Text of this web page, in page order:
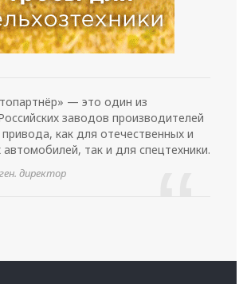
— это один из
заводов производителей
привода, как для отечественных и
так и для спецтехники.
директор